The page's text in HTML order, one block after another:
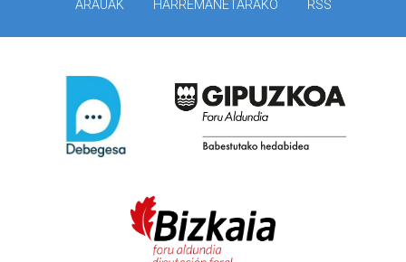
ARAUAK HARREMANETARAKO RSS